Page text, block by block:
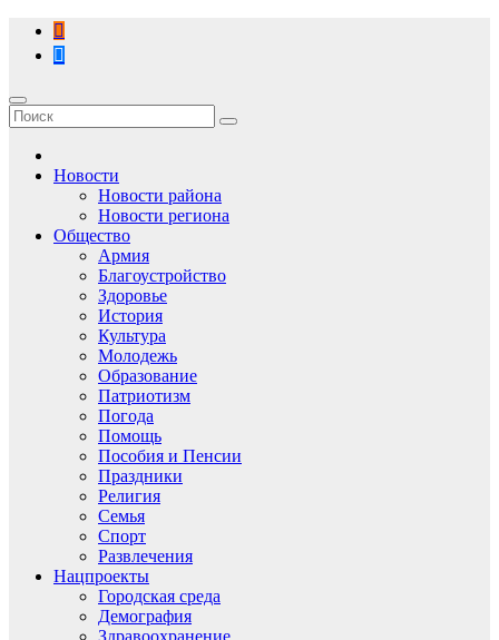
Перейти
содержимому
Новости
Новости района
Новости региона
Общество
Армия
Благоустройство
Здоровье
История
Культура
Молодежь
Образование
Патриотизм
Погода
Помощь
Пособия и Пенсии
Праздники
Религия
Семья
Спорт
Развлечения
Нацпроекты
Городская среда
Демография
Здравоохранение